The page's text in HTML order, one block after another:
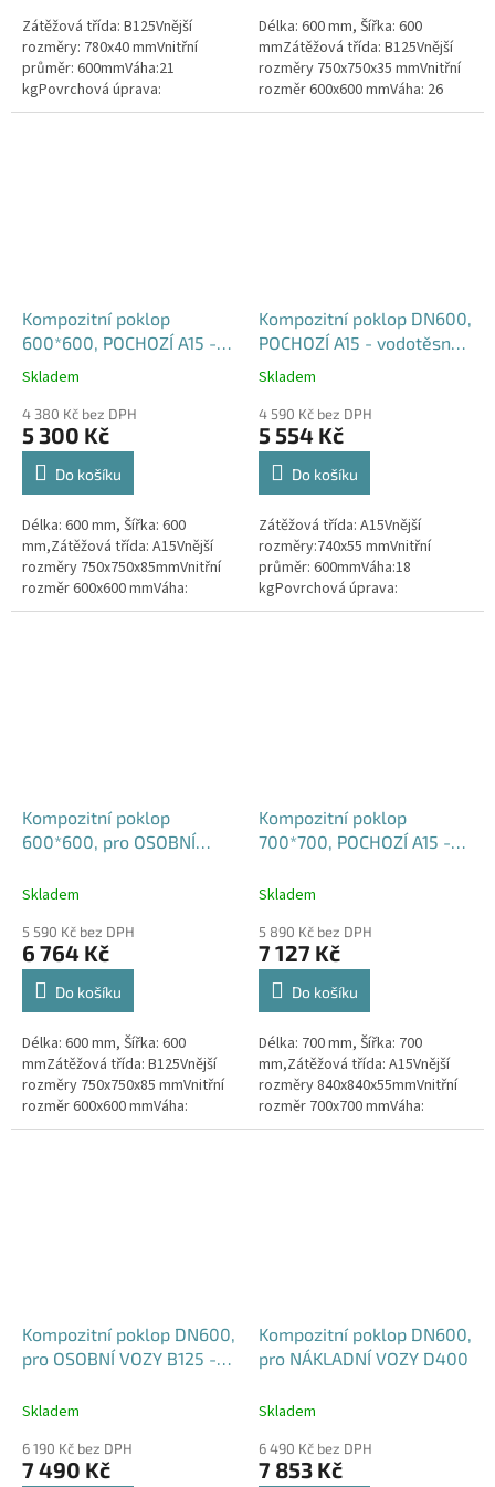
Zátěžová třída: B125Vnější
rozměry: 780x40 mmVnitřní
průměr: 600mmVáha:21
kgPovrchová úprava:
protiskluzBarva: černáPoklop je
Délka: 600 mm, Šířka: 600
mmZátěžová třída: B125Vnější
rozměry 750x750x35 mmVnitřní
rozměr 600x600 mmVáha: 26
kgPovrchová úprava:
Kompozitní poklop
600*600, POCHOZÍ A15 -
vodotěsný, pachotěsný
Průměrné
produktu
je
4,6
hvězdiček.
Skladem
4 380 Kč bez DPH
5 300 Kč
Do košíku
Délka: 600 mm, Šířka: 600
mm,Zátěžová třída: A15Vnější
rozměry 750x750x85mmVnitřní
rozměr 600x600 mmVáha:
31kgPovrchová úprava:
Kompozitní poklop DN600,
POCHOZÍ A15 - vodotěsný,
pachotěsný
Průměrné
produktu
je
5,0
hvězdiček.
Skladem
4 590 Kč bez DPH
5 554 Kč
Do košíku
Zátěžová třída: A15Vnější
rozměry:740x55 mmVnitřní
průměr: 600mmVáha:18
kgPovrchová úprava:
protiskluzBarva: černáTěsnění:
Kompozitní poklop
600*600, pro OSOBNÍ
pachotěsný
Skladem
5 590 Kč bez DPH
6 764 Kč
Do košíku
Délka: 600 mm, Šířka: 600
mmZátěžová třída: B125Vnější
rozměry 750x750x85 mmVnitřní
rozměr 600x600 mmVáha:
39kgPovrchová úprava:
Kompozitní poklop
700*700, POCHOZÍ A15 -
Skladem
5 890 Kč bez DPH
7 127 Kč
Do košíku
Délka: 700 mm, Šířka: 700
mm,Zátěžová třída: A15Vnější
rozměry 840x840x55mmVnitřní
rozměr 700x700 mmVáha:
30kgPovrchová úprava:
Kompozitní poklop DN600,
pro OSOBNÍ VOZY B125 -
Skladem
6 190 Kč bez DPH
7 490 Kč
Kompozitní poklop DN600,
pro NÁKLADNÍ VOZY D400
Skladem
6 490 Kč bez DPH
7 853 Kč